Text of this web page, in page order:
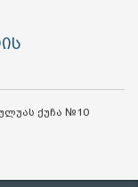
ქუჩა №10